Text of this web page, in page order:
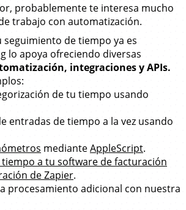
probablemente te interesa mucho
trabajo con automatización.
seguimiento de tiempo ya es
lo apoya ofreciendo diversas
integraciones y APIs.
de tu tiempo usando
entradas de tiempo a la vez usando
medianteAppleScript.
tiempo a tu software de facturación
de Zapier.
procesamiento adicional con nuestra